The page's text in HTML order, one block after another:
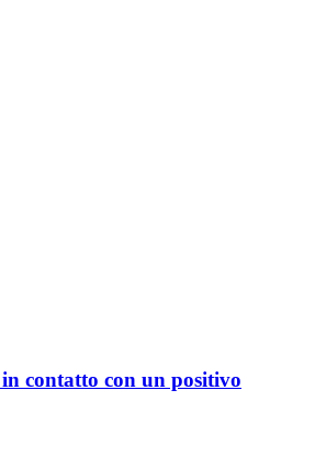
contatto con un positivo